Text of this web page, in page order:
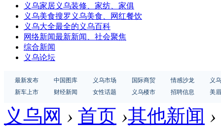
义乌家居义乌装修、家纺、家俱
义乌美食搜罗义乌美食、网红餐饮
义乌大全最全的义乌百科
网络新闻最新新闻、社会聚焦
综合新闻
义乌论坛
最新发布 中国图库 义乌市场 国际商贸 情感沙龙
义
新车上市
财经新闻 女性话题 义乌楼市 招聘信息 美
义乌网 › 首页 ›其他新闻 ›